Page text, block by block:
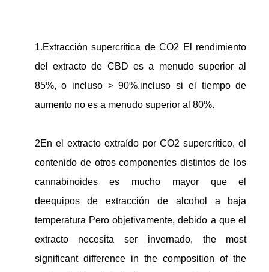
1.Extracción supercrítica de CO2 El rendimiento
del extracto de CBD es a menudo superior al
85%, o incluso > 90%.incluso si el tiempo de
aumento no es a menudo superior al 80%.
2En el extracto extraído por CO2 supercrítico, el
contenido de otros componentes distintos de los
cannabinoides es mucho mayor que el
deequipos de extracción de alcohol a baja
temperatura Pero objetivamente, debido a que el
extracto necesita ser invernado, the most
significant difference in the composition of the